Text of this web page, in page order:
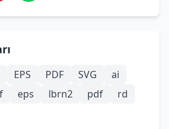
EPS PDF SVG
ai
eps lbrn2 pdf
rd